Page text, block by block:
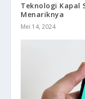
Teknologi Kapal
Menariknya
Mei 14, 2024